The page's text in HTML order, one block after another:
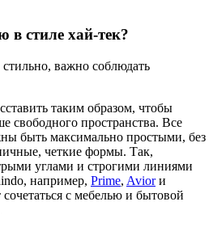
стиле хай-тек?
важно соблюдать
таким образом, чтобы
свободного пространства. Все
быть максимально простыми, без
четкие формы. Так,
углами и строгими линиями
например, Prime, Aviorи
с мебелью и бытовой